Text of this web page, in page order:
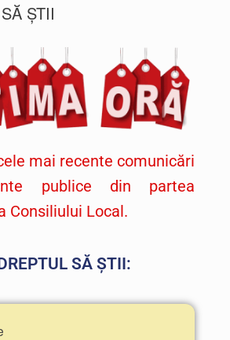
ȘTII
mai recente comunicări
publice din partea
Consiliului Local.
SĂ ȘTII: